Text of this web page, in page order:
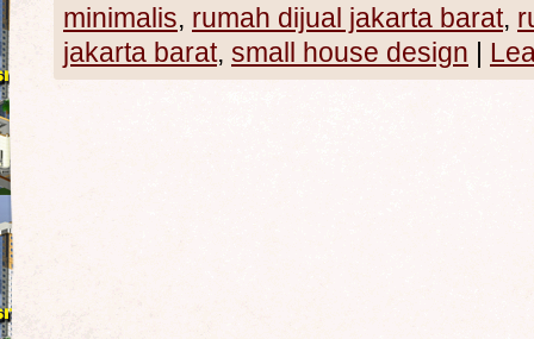
minimalis, rumah dijual jakarta barat,
jakarta barat, small house design |